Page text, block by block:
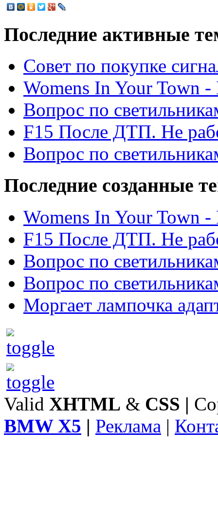
Последние активные
Cовет по покупке
Womens In Your Town
Вопрос по
F15 После ДТП. Не
Вопрос по
Последние созданные
Womens In Your Town
F15 После ДТП. Не
Вопрос по
Вопрос по
Моргает лампочка
Valid XHTML & CSS |
BMW X5 | Реклама |